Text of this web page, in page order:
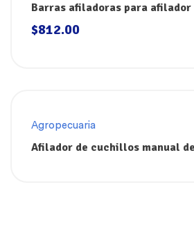
Barras afiladoras para
SHARP’EASY
$812.00
Agropecuaria
Afilador de cuchillos manual